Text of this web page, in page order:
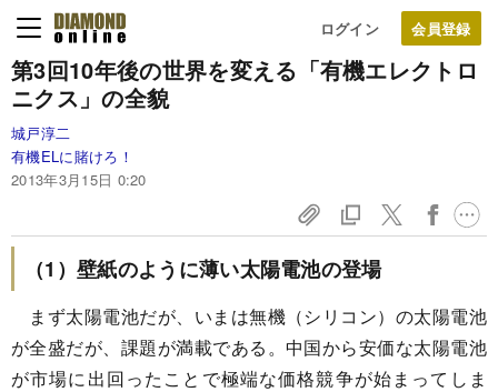
ログイン
第3回10年後の世界を変える 「有機エレクトロ
ニクス」の全貌
城戸淳二
有機ELに賭けろ！
2013年3月15日 0:20
（1）壁紙のように薄い太陽電池の登場
まず太陽電池だが、いまは無機（シリコン）の太陽電池
が全盛だが、課題が満載である。中国から安価な太陽電池
が市場に出回ったことで極端な価格競争が始まってしま